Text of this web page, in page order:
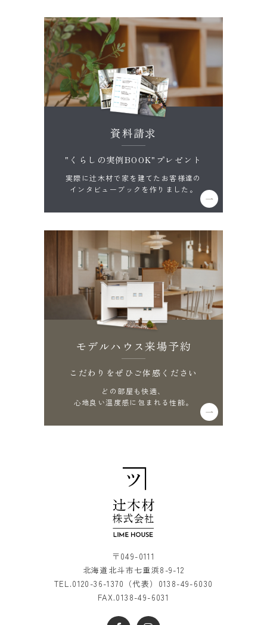
資料請求
"くらしの実例BOOK"プレゼント
実際に辻木材で家を建てたお客様達の
インタビューブックを作りました。
モデルハウス来場予約
こだわりをぜひご体感ください
どの部屋も快適、
心地良い温度感に包まれる性能。
〒049-0111
北海道北斗市七重浜8-9-12
TEL.0120-36-1370 （代表） 0138-49-6030
FAX.0138-49-6031